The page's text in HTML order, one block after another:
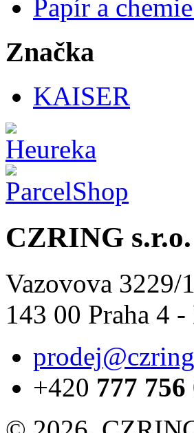
Papír a
Značka
KAISER
CZRING s.r.o.
Vazovova 3229/1
143 00 Praha 4
+420 777 756